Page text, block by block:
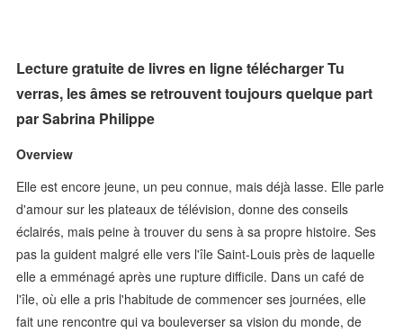
Lecture gratuite de livres en ligne télécharger Tu
verras, les âmes se retrouvent toujours quelque part
par Sabrina Philippe
Overview
Elle est encore jeune, un peu connue, mais déjà lasse. Elle parle
d'amour sur les plateaux de télévision, donne des conseils
éclairés, mais peine à trouver du sens à sa propre histoire. Ses
pas la guident malgré elle vers l'île Saint-Louis près de laquelle
elle a emménagé après une rupture difficile. Dans un café de
l'île, où elle a pris l'habitude de commencer ses journées, elle
fait une rencontre qui va bouleverser sa vision du monde, de